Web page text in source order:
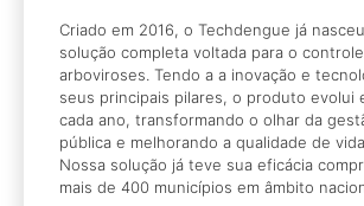
Criado em 2016, o Techdengue já
solução completa voltada para o
arboviroses. Tendo a a inovação e
seus principais pilares, o produto evolui
cada ano, transformando o olhar da
pública e melhorando a qualidade de
Nossa solução já teve sua eficácia
mais de 400 municípios em âmbito